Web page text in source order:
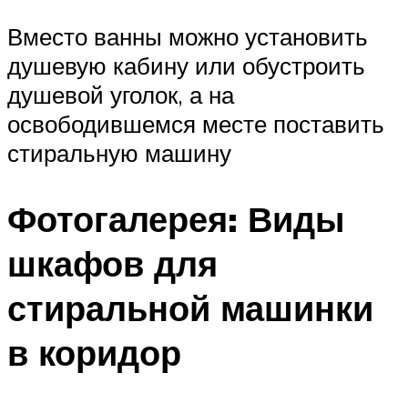
Вместо ванны можно установить
душевую кабину или обустроить
душевой уголок, а на
освободившемся месте поставить
стиральную машину
Фотогалерея: Виды
шкафов для
стиральной машинки
в коридор